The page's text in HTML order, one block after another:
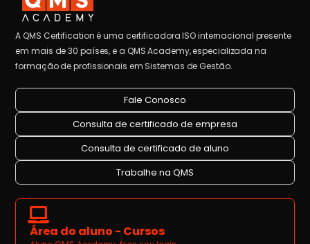
A QMS Certification é uma certificadora ISO internacional presente
em mais de 30 países, e a QMS Academy, especializada na
formação de profissionais em Sistemas de Gestão.
Fale Conosco
Consulta de certificado de empresa
Consulta de certificado de aluno
Trabalhe na QMS
Área do aluno - Cursos